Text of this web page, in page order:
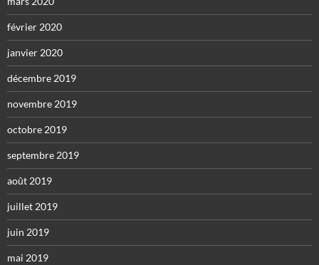
février 2020
janvier 2020
décembre 2019
novembre 2019
octobre 2019
septembre 2019
août 2019
juillet 2019
juin 2019
mai 2019